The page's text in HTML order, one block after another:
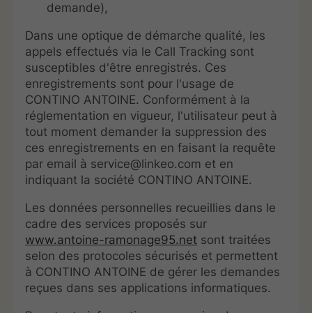
demande),
Dans une optique de démarche qualité, les
appels effectués via le Call Tracking sont
susceptibles d'être enregistrés. Ces
enregistrements sont pour l'usage de
CONTINO ANTOINE. Conformément à la
réglementation en vigueur, l'utilisateur peut à
tout moment demander la suppression des
ces enregistrements en en faisant la requête
par email à service@linkeo.com et en
indiquant la société CONTINO ANTOINE.
Les données personnelles recueillies dans le
cadre des services proposés sur
www.antoine-ramonage95.net sont traitées
selon des protocoles sécurisés et permettent
à CONTINO ANTOINE de gérer les demandes
reçues dans ses applications informatiques.